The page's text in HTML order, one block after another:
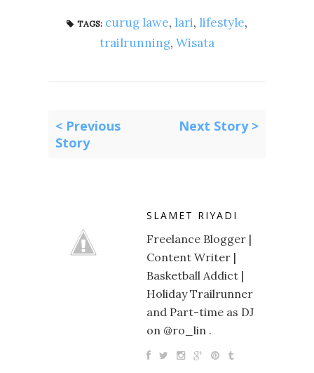
TAGS: curug lawe, lari, lifestyle,
trailrunning, Wisata
< Previous
Story
Next Story >
SLAMET RIYADI
Freelance Blogger |
Content Writer |
Basketball Addict |
Holiday Trailrunner
and Part-time as DJ
on @ro_lin .